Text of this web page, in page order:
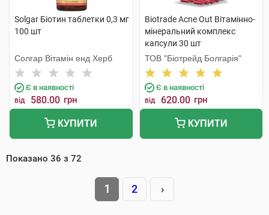
Solgar Біотин таблетки 0,3 мг
100 шт
Солгар Вітамін енд Херб
Є в наявності
від 580.00 грн
КУПИТИ
Biotrade Acne Out Вітамінно-
мінеральний комплекс
капсули 30 шт
ТОВ "Біотрейд Болгарія"
Є в наявності
від 620.00 грн
КУПИТИ
Показано 36 з 72
1 2 ›